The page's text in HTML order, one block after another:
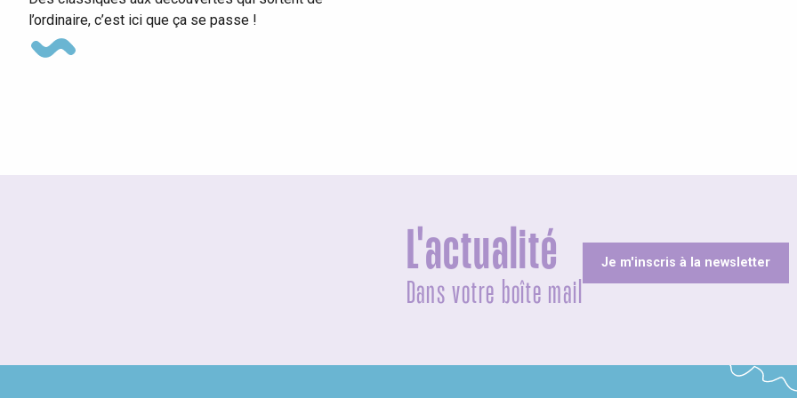
l’ordinaire, c’est ici que ça se passe !
L'actualité
Dans votre boîte mail
Je m'inscris à la newsletter